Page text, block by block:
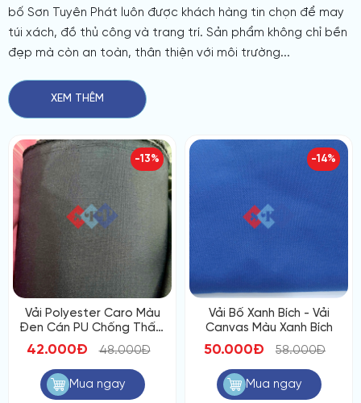
bố Sơn Tuyên Phát luôn được khách hàng tin chọn để may
túi xách, đồ thủ công và trang trí. Sản phẩm không chỉ bền
đẹp mà còn an toàn, thân thiện với môi trường...
XEM THÊM
Vải Polyester Caro Màu
Đen Cán PU Chống Thấm
Nước
42.000Đ 48.000Đ
-13%
Mua ngay
Vải Bố Xanh Bích - Vải
Canvas Màu Xanh Bích
50.000Đ 58.000Đ
-14%
Mua ngay